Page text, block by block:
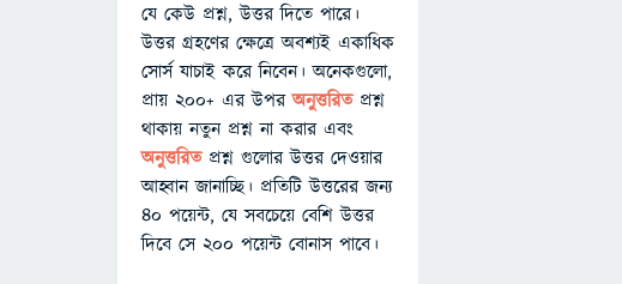
যে কেউ প্রশ্ন, উত্তর দিতে পারে।
উত্তর গ্রহণের ক্ষেত্রে অবশ্যই একাধিক
সোর্স যাচাই করে নিবেন। অনেকগুলো,
প্রায় ২০০+ এর উপরঅনুত্তরিতপ্রশ্ন
থাকায় নতুন প্রশ্ন না করার এবং
অনুত্তরিত প্রশ্ন গুলোর উত্তর দেওয়ার
আহ্বান জানাচ্ছি। প্রতিটি উত্তরের জন্য
৪০ পয়েন্ট, যে সবচেয়ে বেশি উত্তর
দিবে সে ২০০ পয়েন্ট বোনাস পাবে।